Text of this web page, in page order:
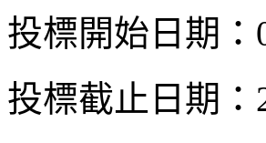
投標開始日期：
投標截止日期：